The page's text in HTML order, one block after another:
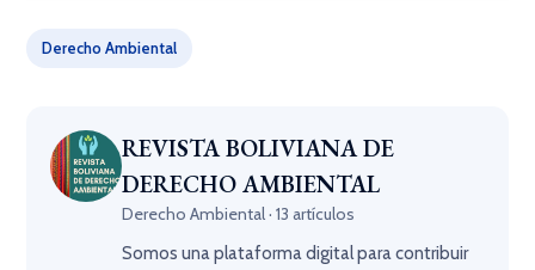
Derecho Ambiental
REVISTA BOLIVIANA DE
DERECHO AMBIENTAL
Derecho Ambiental · 13 artículos
Somos una plataforma digital para contribuir